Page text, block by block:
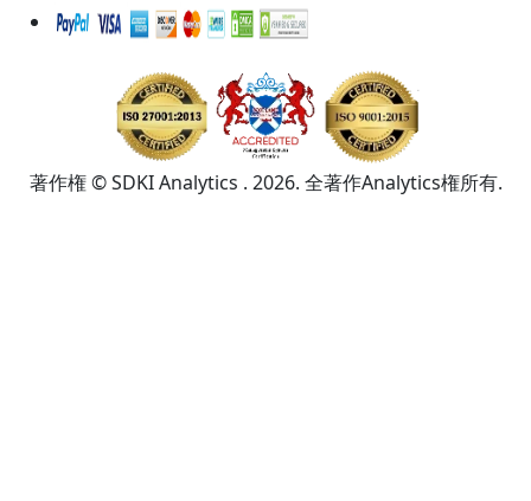
著作権 © SDKI Analytics . 2026. 全著作Analytics権所有.